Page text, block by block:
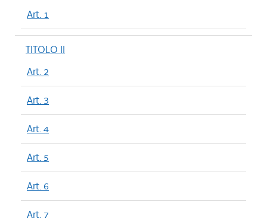
Art. 1
TITOLO II
Art. 2
Art. 3
Art. 4
Art. 5
Art. 6
Art. 7